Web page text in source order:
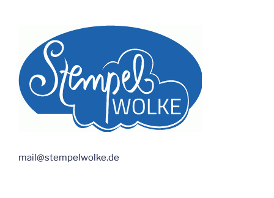
mail@stempelwolke.de